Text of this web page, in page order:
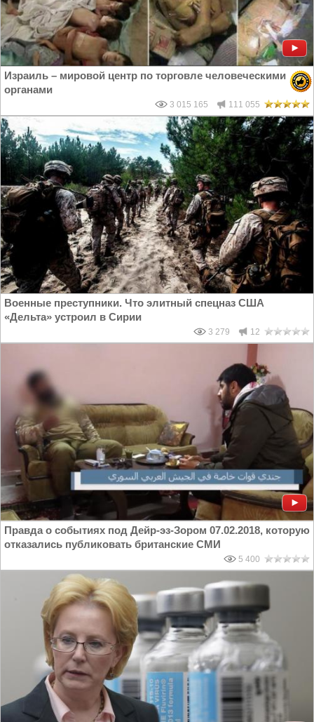
Израиль – мировой центр по торговле человеческими
органами
3 015 165 111 055
Военные преступники. Что элитный спецназ США
«Дельта» устроил в Сирии
3 279 12
Правда о событиях под Дейр-эз-Зором 07.02.2018, которую
отказались публиковать британские СМИ
5 400